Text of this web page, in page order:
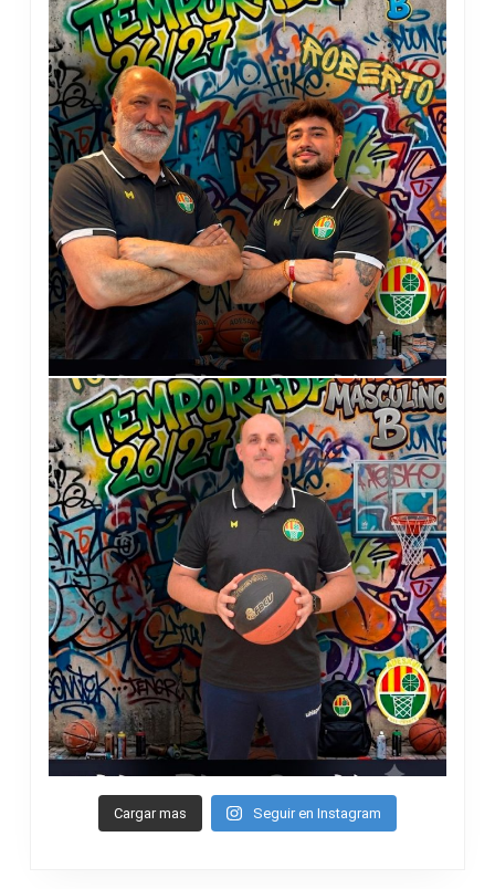
Cargar mas Seguir en Instagram